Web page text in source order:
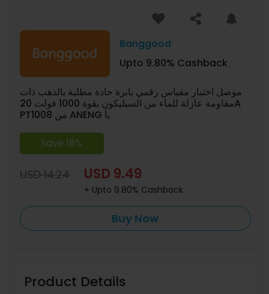
Banggood
Upto 9.80% Cashback
موصل اختبار مقياس رقمي بابرة حادة مطلية بالذهب ذات
مقاومة عازلة للماء من السيليكون بقوة 1000 فولت 20A
PT1008 من ANENG بأ
Save 18%
USD 14.24 USD 9.49
+ Upto 9.80% Cashback
Buy Now
Product Details